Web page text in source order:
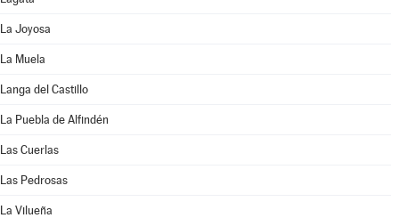
La Joyosa
La Muela
Langa del Castillo
La Puebla de Alfindén
Las Cuerlas
Las Pedrosas
La Vilueña